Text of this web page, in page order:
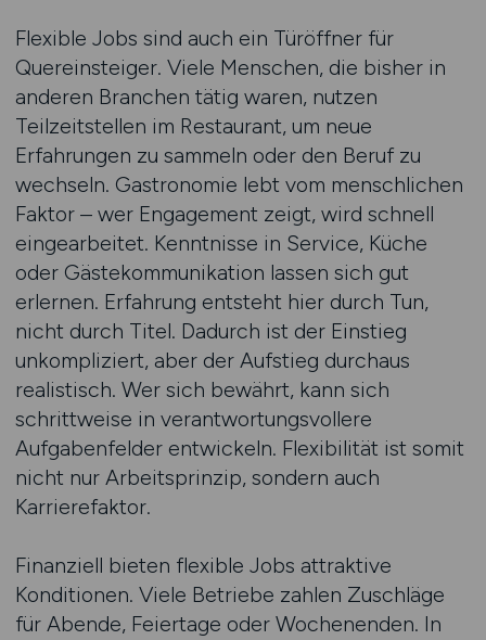
Flexible Jobs sind auch ein Türöffner für
Quereinsteiger. Viele Menschen, die bisher in
anderen Branchen tätig waren, nutzen
Teilzeitstellen im Restaurant, um neue
Erfahrungen zu sammeln oder den Beruf zu
wechseln. Gastronomie lebt vom menschlichen
Faktor – wer Engagement zeigt, wird schnell
eingearbeitet. Kenntnisse in Service, Küche
oder Gästekommunikation lassen sich gut
erlernen. Erfahrung entsteht hier durch Tun,
nicht durch Titel. Dadurch ist der Einstieg
unkompliziert, aber der Aufstieg durchaus
realistisch. Wer sich bewährt, kann sich
schrittweise in verantwortungsvollere
Aufgabenfelder entwickeln. Flexibilität ist somit
nicht nur Arbeitsprinzip, sondern auch
Karrierefaktor.
Finanziell bieten flexible Jobs attraktive
Konditionen. Viele Betriebe zahlen Zuschläge
für Abende, Feiertage oder Wochenenden. In